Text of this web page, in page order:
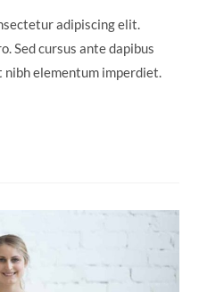
adipiscing elit.
Sed cursus ante dapibus
nibh elementum imperdiet.